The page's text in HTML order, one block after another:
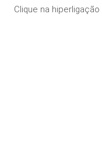
Clique na hiperligação